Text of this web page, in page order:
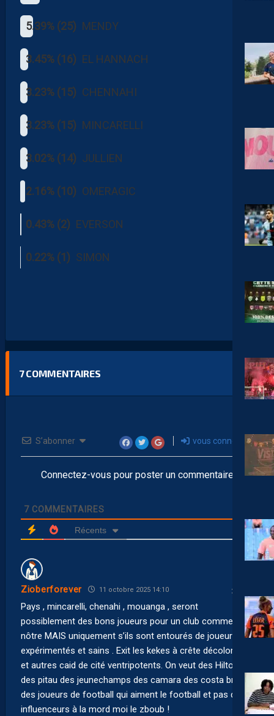
5.39% (25) MENDY
3.45% (16) EL HANNACH
3.23% (15) CHENNAHI
3.23% (15) MINCARELLI
3.02% (14) JULLIEN
2.16% (10) OMERAGIC
0.43% (2) EVERSON
0.22% (1) SIMON
7COMMENTAIRES
S’abonner vous connecter
Connectez-vous pour poster un commentaire
7 COMMENTAIRES
Récents
Zioberforever 11 octobre 2025 14:10
Pays , mincarelli, chenahi , mouanga , seront
possiblement des bons joueurs pour un club comme le
nôtre MAIS uniquement s’ils sont entourés de joueurs
expérimentés et sains . Exit les kekes à crête décolorée
et autres caid de cité ventripotents. On veut des Hilton
des pitau des jeunechamps des camara des costa bref
des joueurs de football qui aiment le football et pas des
influenceurs à la mord moi le zboub !